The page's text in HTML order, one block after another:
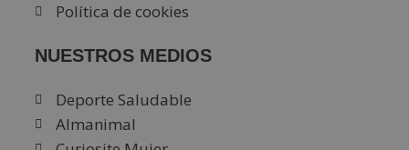
Política de cookies
NUESTROS MEDIOS
Deporte Saludable
Almanimal